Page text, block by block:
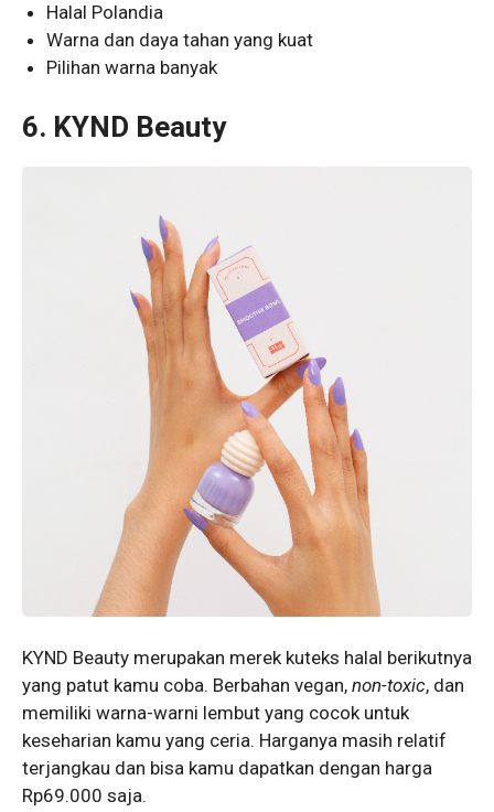
Halal Polandia
Warna dan daya tahan yang kuat
Pilihan warna banyak
6. KYND Beauty
KYND Beauty merupakan merek kuteks halal berikutnya
yang patut kamu coba. Berbahan vegan, non-toxic, dan
memiliki warna-warni lembut yang cocok untuk
keseharian kamu yang ceria. Harganya masih relatif
terjangkau dan bisa kamu dapatkan dengan harga
Rp69.000 saja.